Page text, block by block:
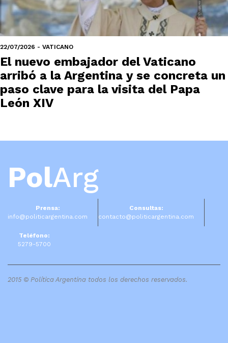
22/07/2026 - VATICANO
El nuevo embajador del Vaticano
arribó a la Argentina y se concreta un
paso clave para la visita del Papa
León XIV
PolArg
Prensa:
info@politicargentina.com
Consultas:
contacto@politicargentina.com
Teléfono:
5279-5700
2015 © Política Argentina todos los derechos reservados.